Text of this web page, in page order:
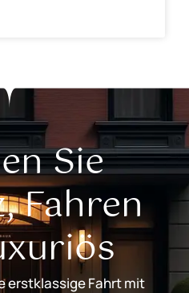
Sie
Fahren
erstklassige Fahrt mit